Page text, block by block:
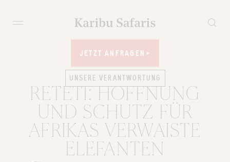
JETZT ANFRAGEN
JETZT ANFRAGEN
UNSERE VERANTWORTUNG
RETETI: HOFFNUNG
UND SCHUTZ FÜR
AFRIKAS VERWAISTE
ELEFANTEN